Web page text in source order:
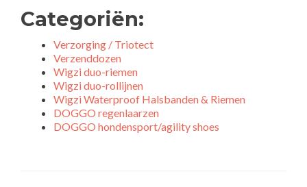
Categoriën:
Verzorging / Triotect
Verzenddozen
Wigzi duo-riemen
Wigzi duo-rollijnen
Wigzi Waterproof Halsbanden & Riemen
DOGGO regenlaarzen
DOGGO hondensport/agility shoes